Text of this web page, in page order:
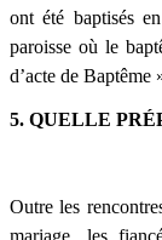
ont été baptisés
paroisse où le
d’acte de Baptême
5. QUELLE
Outre les
mariage, les